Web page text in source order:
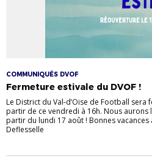
COMMUNIQUÉS DVOF
Fermeture estivale du DVOF !
Le District du Val-d’Oise de Football sera
partir de ce vendredi à 16h. Nous
partir du lundi 17 août ! Bonnes
Deflesselle